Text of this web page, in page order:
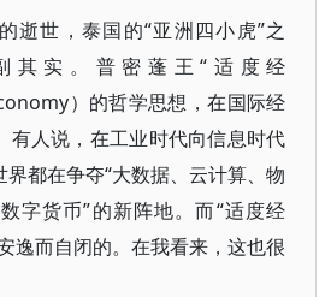
逝世，泰国的“亚洲四小虎”之
其实。普密蓬王“适度经
）的哲学思想，在国际经
有人说，在工业时代向信息时代
都在争夺“大数据、云计算、物
字货币”的新阵地。而“适度经
逸而自闭的。在我看来，这也很